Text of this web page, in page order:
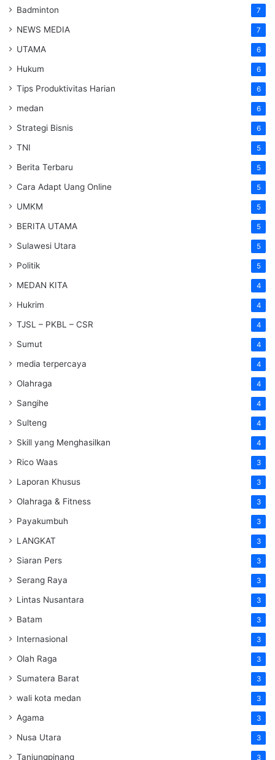
Badminton 7
NEWS MEDIA 7
UTAMA 6
Hukum 6
Tips Produktivitas Harian 6
medan 6
Strategi Bisnis 6
TNI 5
Berita Terbaru 5
Cara Adapt Uang Online 5
UMKM 5
BERITA UTAMA 5
Sulawesi Utara 5
Politik 5
MEDAN KITA 4
Hukrim 4
TJSL – PKBL – CSR 4
Sumut 4
media terpercaya 4
Olahraga 4
Sangihe 4
Sulteng 4
Skill yang Menghasilkan 4
Rico Waas 3
Laporan Khusus 3
Olahraga & Fitness 3
Payakumbuh 3
LANGKAT 3
Siaran Pers 3
Serang Raya 3
Lintas Nusantara 3
Batam 3
Internasional 3
Olah Raga 3
Sumatera Barat 3
wali kota medan 3
Agama 3
Nusa Utara 3
Tanjungpinang 3